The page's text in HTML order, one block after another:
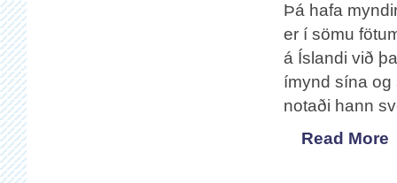
Þá hafa
er í sömu
á Íslandi við
ímynd sína og
notaði hann
Read More